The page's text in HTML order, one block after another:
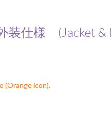
装仕様 (Jacket &
(Orange icon).